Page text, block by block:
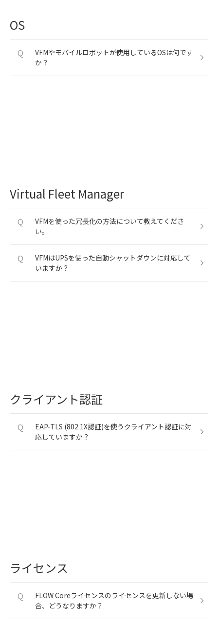
OS
Q
VFMやモバイルロボットが使用しているOSは何です
か？
Virtual Fleet Manager
Q
VFMを使った冗長化の方法について教えてくださ
い。
Q
VFMはUPSを使った自動シャットダウンに対応して
いますか？
クライアント認証
Q
EAP-TLS (802.1X認証)を使うクライアント認証に対
応していますか？
ライセンス
Q
FLOW Coreライセンスのライセンスを更新しない場
合、どうなりますか？